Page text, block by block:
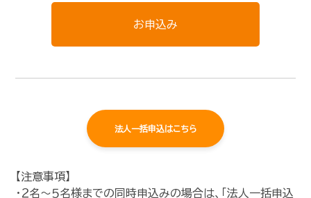
お申込み
法人一括申込はこちら
【注意事項】
・２名～５名様までの同時申込みの場合は、「法人一括申込